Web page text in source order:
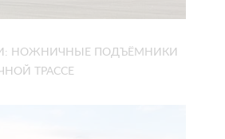
НОЖНИЧНЫЕ ПОДЪЁМНИКИ
ТРАССЕ